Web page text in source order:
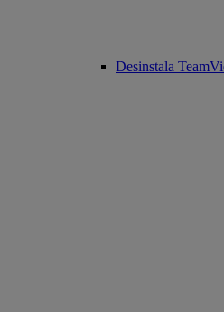
Desinstala